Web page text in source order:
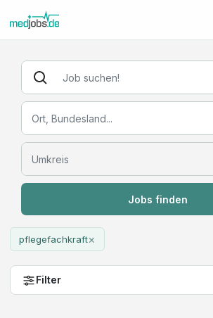
Jobs finden
pflegefachkraft×
Filter